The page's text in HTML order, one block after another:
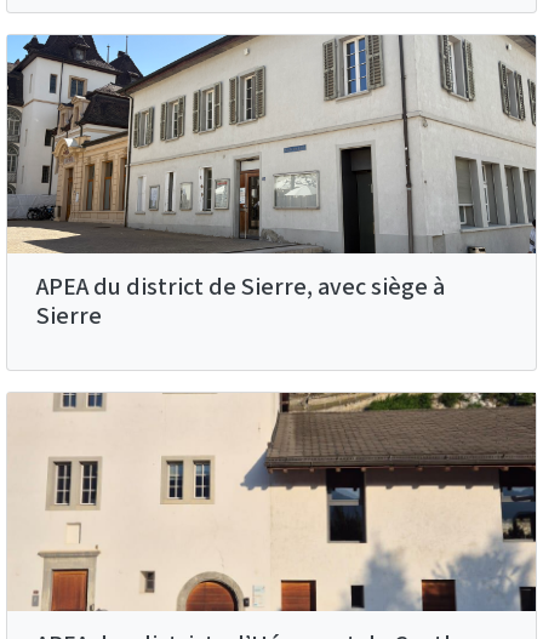
APEA du district de Sierre, avec siège à
Sierre